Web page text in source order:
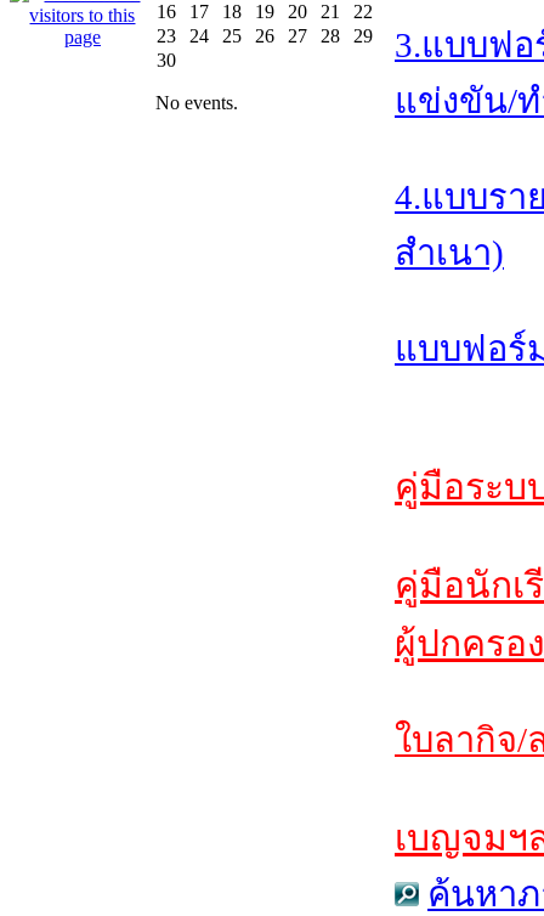
16
17 18 19 20 21
22
23
24 25 26 27 28
29
30
No events.
3.แบบฟอ
แข่งขัน/
4.แบบรา
สำเนา)
แบบฟอร์
คู่มือระบ
คู่มือนักเ
ผู้ปกครอ
ใบลากิจ/
เบญจมฯ
ค้นหาภ